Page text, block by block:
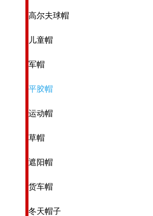
高尔夫球帽
儿童帽
军帽
平胶帽
运动帽
草帽
遮阳帽
货车帽
冬天帽子